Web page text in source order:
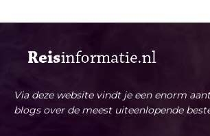
Via deze website vindt je een enorm
blogs over de meest uiteenlopende